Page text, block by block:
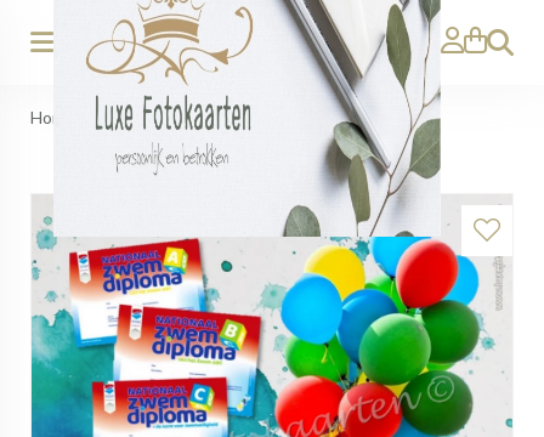
Zoeken
Home Geslaagd - zwemdiploma ballonnen